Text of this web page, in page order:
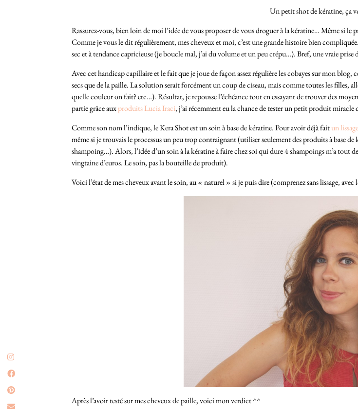
Un petit shot de kératine, ça
Rassurez-vous, bien loin de moi l’idée de vous proposer de vous droguer à la kératine… Même si
Comme je vous le dit régulièrement, mes cheveux et moi, c’est une grande histoire bien
sec et à tendance capricieuse (je boucle mal, j’ai du volume et un peu crépu…). Bref, une vraie prise
Avec cet handicap capillaire et le fait que je joue de façon assez régulière les cobayes sur mon
secs que de la paille. La solution serait forcément un coup de ciseau, mais comme toutes les filles,
quelle couleur on fait? etc…). Résultat, je repousse l’échéance tout en essayant de trouver des
partie grâce auxproduits Lucia Iraci, j’ai récemment eu la chance de tester un petit produit miracle
Comme son nom l’indique, le Kera Shot est un soin à base de kératine. Pour avoir déjà faitun
même si je trouvais le processus un peu trop contraignant (utiliser seulement des produits à base de
shampoing…). Alors, l’idée d’un soin à la kératine à faire chez soi qui dure 4 shampoings m’a
vingtaine d’euros. Le soin, pas la bouteille de produit).
Voici l’état de mes cheveux avant le soin, au « naturel » si je puis dire (comprenez sans lissage,
Après l’avoir testé sur mes cheveux de paille, voici mon verdict ^^